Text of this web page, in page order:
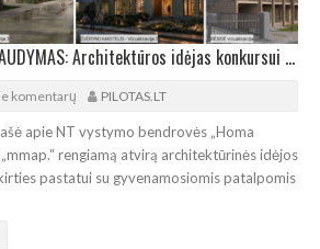
ŽVĖRYNO MASTELIO GAUDYMAS: Architektūros idėjas konkursui pateikė 8 autorių kolektyvai
komentarų PILOTAS.LT
apie NT vystymo bendrovės „Homa
rengiamą atvirą architektūrinės idėjos
pastatui su gyvenamosiomis patalpomis